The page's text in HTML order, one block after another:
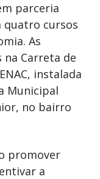
parceria
quatro cursos
As
na Carreta de
instalada
Municipal
no bairro
promover
a